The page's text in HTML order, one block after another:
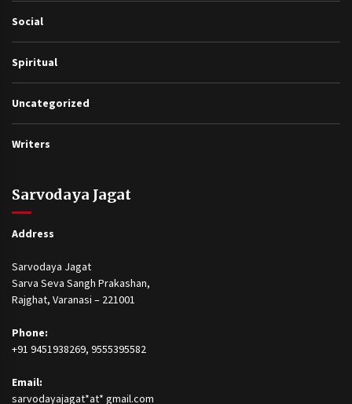
Social
Spiritual
Uncategorized
Writers
Sarvodaya Jagat
Address
Sarvodaya Jagat
Sarva Seva Sangh Prakashan,
Rajghat, Varanasi – 221001
Phone:
+91 9451938269, 9555395582
Email:
sarvodayajagat*at* gmail.com